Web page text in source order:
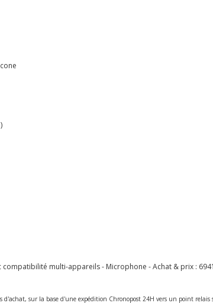
compatibilité multi-appareils - Microphone - Achat & prix :
d'achat, sur la base d'une expédition Chronopost 24H vers un point